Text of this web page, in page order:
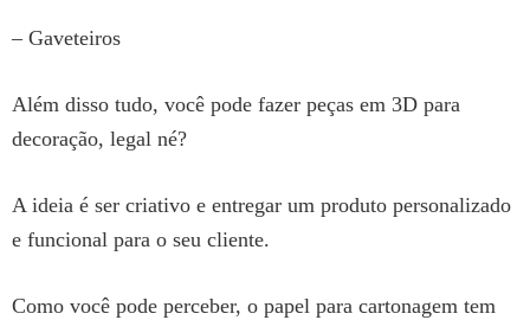
– Gaveteiros
Além disso tudo, você pode fazer peças em 3D para
decoração, legal né?
A ideia é ser criativo e entregar um produto personalizado
e funcional para o seu cliente.
Como você pode perceber, o papel para cartonagem tem